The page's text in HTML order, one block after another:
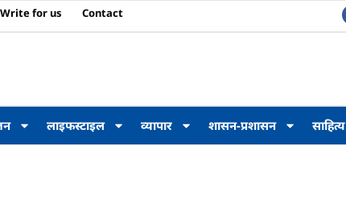
Write for us Contact
लाइफस्टाइल व्यापार शासन-प्रशासन साहित्य